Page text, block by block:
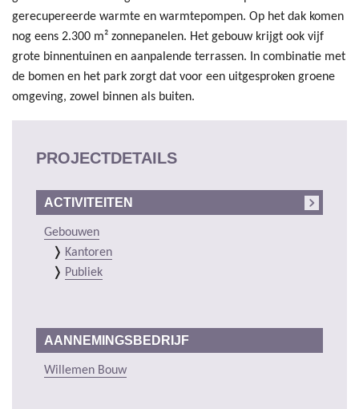
gerecupereerde warmte en warmtepompen. Op het dak komen
nog eens 2.300 m² zonnepanelen. Het gebouw krijgt ook vijf
grote binnentuinen en aanpalende terrassen. In combinatie met
de bomen en het park zorgt dat voor een uitgesproken groene
omgeving, zowel binnen als buiten.
PROJECTDETAILS
ACTIVITEITEN
Gebouwen
Kantoren
Publiek
AANNEMINGSBEDRIJF
Willemen Bouw